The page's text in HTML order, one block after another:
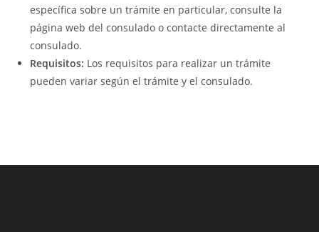
específica sobre un trámite en particular, consulte la
página web del consulado o contacte directamente al
consulado.
Requisitos: Los requisitos para realizar un trámite
pueden variar según el trámite y el consulado.